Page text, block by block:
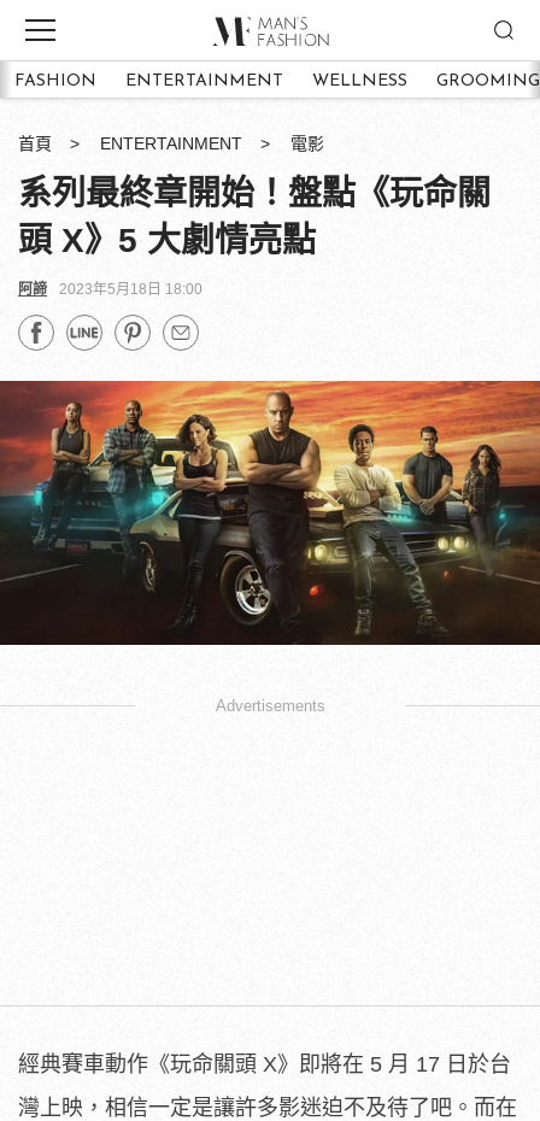
FASHION ENTERTAINMENT WELLNESS GROOMING
首頁 ENTERTAINMENT 電影
系列最終章開始！盤點《玩命關
頭 X》5 大劇情亮點
阿諦 2023年5月18日 18:00
Advertisements
經典賽車動作《玩命關頭 X》即將在 5 月 17 日於台
灣上映，相信一定是讓許多影迷迫不及待了吧。而在